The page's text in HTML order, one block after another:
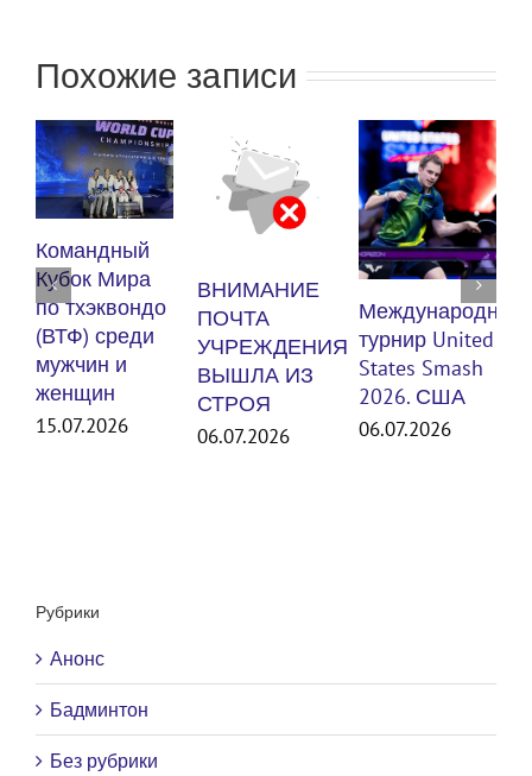
Похожие записи
Командный
Кубок Мира
по тхэквондо
(ВТФ) среди
мужчин и
женщин
15.07.2026
ВНИМАНИЕ
ПОЧТА
УЧРЕЖДЕНИЯ
ВЫШЛА ИЗ
СТРОЯ
06.07.2026
Международный
турнир United
States Smash
2026. США
06.07.2026
Рубрики
Анонс
Бадминтон
Без рубрики